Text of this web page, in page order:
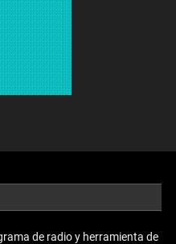
de radio y herramienta de